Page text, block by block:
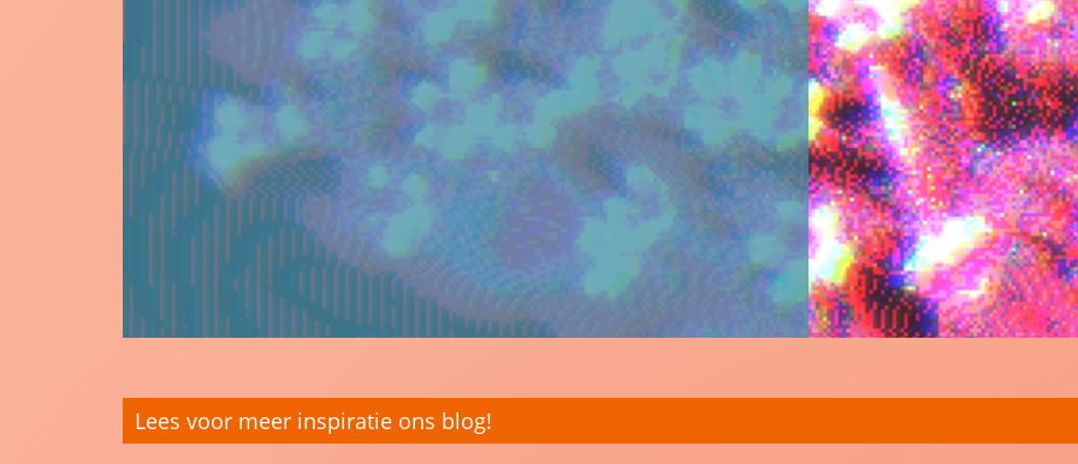
Lees voor meer inspiratie ons blog!